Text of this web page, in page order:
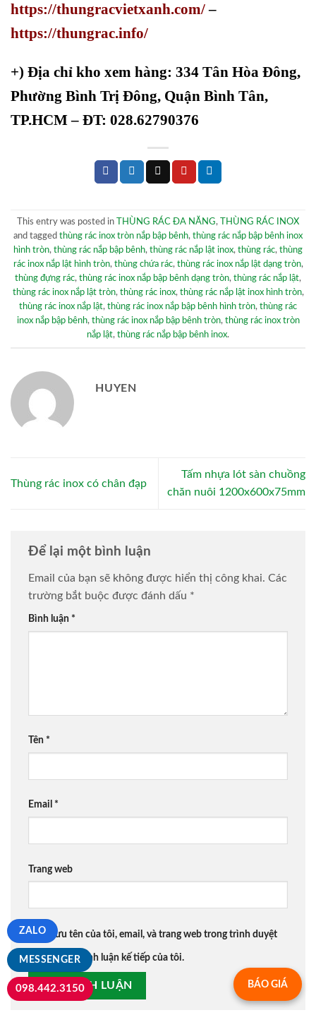
https://thungracvietxanh.com/ –
https://thungrac.info/
+) Địa chỉ kho xem hàng: 334 Tân Hòa Đông,
Phường Bình Trị Đông, Quận Bình Tân,
TP.HCM – ĐT: 028.62790376
This entry was posted in THÙNG RÁC ĐA NĂNG,
THÙNG RÁC INOX
and tagged thùng rác inox tròn nắp bập bênh, thùng rác nắp bập bênh inox
hình tròn, thùng rác nắp bập bênh, thùng rác nắp lật inox, thùng rác, thùng
rác inox nắp lật hình tròn, thùng chứa rác, thùng rác inox nắp lật dạng tròn,
thùng đựng rác, thùng rác inox nắp bập bênh dạng tròn, thùng rác nắp lật,
thùng rác inox nắp lật tròn, thùng rác inox, thùng rác nắp lật inox hình tròn,
thùng rác inox nắp lật, thùng rác inox nắp bập bênh hình tròn, thùng rác
inox nắp bập bênh, thùng rác inox nắp bập bênh tròn, thùng rác inox tròn
nắp lật, thùng rác nắp bập bênh inox.
HUYEN
Thùng rác inox có chân đạp
Tấm nhựa lót sàn chuồng
chăn nuôi 1200x600x75mm
Để lại một bình luận
Email của bạn sẽ không được hiển thị công khai. Các
trường bắt buộc được đánh dấu *
Bình luận *
Tên *
Email *
Trang web
Lưu tên của tôi, email, và trang web trong trình duyệt
này cho lần bình luận kế tiếp của tôi.
BÁO GIÁ
MESSENGER
ZALO
098.442.3150